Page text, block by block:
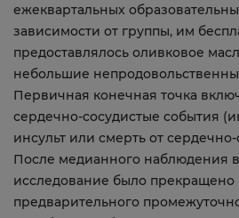
ежеквартальных
зависимости от группы, им
предоставлялось оливковое
небольшие
Первичная конечная точка
сердечно-сосудистые события
инсульт или смерть от
После медианного наблюдения в
исследование было прекращено
предварительного